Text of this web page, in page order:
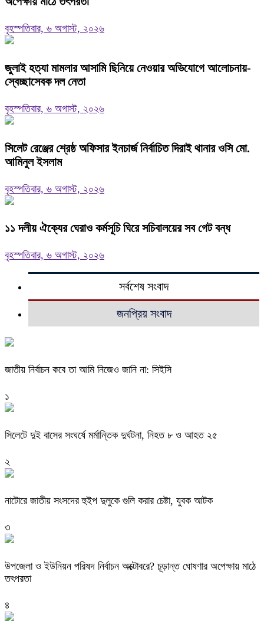
বৃহস্পতিবার, ৬ অগাস্ট, ২০২৬
জুলাই হত্যা মামলার আসামি ছিনিয়ে নেওয়ার অভিযোগে আলোচনায়-
স্বেচ্ছাসেবক দল নেতা
বৃহস্পতিবার, ৬ অগাস্ট, ২০২৬
‎সিলেট রেঞ্জের শ্রেষ্ঠ অফিসার ইনচার্জ নির্বাচিত দিরাই থানার ওসি মো.
আমিনুল ইসলাম
বৃহস্পতিবার, ৬ অগাস্ট, ২০২৬
‎১১ দলীয় ঐক্যের ঘেরাও কর্মসূচি ঘিরে সচিবালয়ের সব গেট বন্ধ
বৃহস্পতিবার, ৬ অগাস্ট, ২০২৬
সর্বশেষ সংবাদ
জনপ্রিয় সংবাদ
জাতীয় নির্বাচন কবে তা আমি নিজেও জানি না: সিইসি
১
সিলেটে দুই বাসের সংঘর্ষে মর্মান্তিক দুর্ঘটনা, নিহত ৮ ও আহত ২৫
২
নাটোরে জাতীয় সংসদের হুইপ দুলুকে গুলি করার চেষ্টা, যুবক আটক
৩
উপজেলা ও ইউনিয়ন পরিষদ নির্বাচন অক্টোবরে? চূড়ান্ত ঘোষণার অপেক্ষায় মাঠে
তৎপরতা
৪